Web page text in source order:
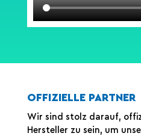
OFFIZIELLE PARTNER
Wir sind stolz darauf,
Hersteller zu sein, um